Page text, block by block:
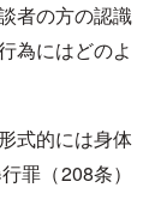
者の方の認識
為にはどのよ
式的には身体
罪（208条）